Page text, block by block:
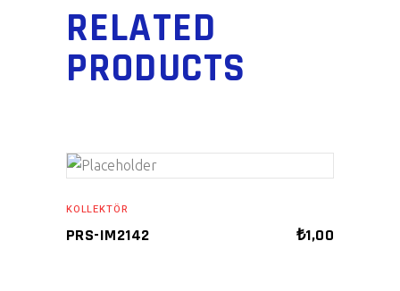
RELATED
PRODUCTS
KOLLEKTÖR
PRS-IM2142 ₺1,00